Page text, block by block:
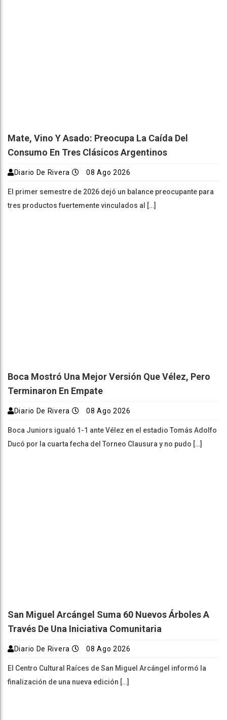
Mate, Vino Y Asado: Preocupa La Caída Del
Consumo En Tres Clásicos Argentinos
Diario De Rivera 08 Ago 2026
El primer semestre de 2026 dejó un balance preocupante para
tres productos fuertemente vinculados al […]
Boca Mostró Una Mejor Versión Que Vélez, Pero
Terminaron En Empate
Diario De Rivera 08 Ago 2026
Boca Juniors igualó 1-1 ante Vélez en el estadio Tomás Adolfo
Ducó por la cuarta fecha del Torneo Clausura y no pudo […]
San Miguel Arcángel Suma 60 Nuevos Árboles A
Través De Una Iniciativa Comunitaria
Diario De Rivera 08 Ago 2026
El Centro Cultural Raíces de San Miguel Arcángel informó la
finalización de una nueva edición […]